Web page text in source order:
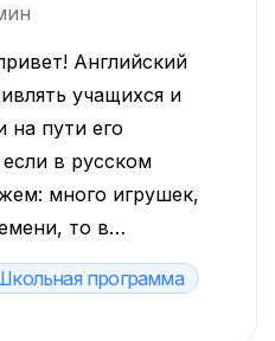
Английский
учащихся и
на пути его
в русском
много игрушек,
то в
целых три
a lot of. Давайте же
и
программа